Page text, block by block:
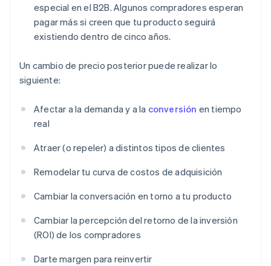
especial en el B2B. Algunos compradores esperan
pagar más si creen que tu producto seguirá
existiendo dentro de cinco años.
Un cambio de precio posterior puede realizar lo
siguiente:
Afectar a la demanda y a la conversión en tiempo
real
Atraer (o repeler) a distintos tipos de clientes
Remodelar tu curva de costos de adquisición
Cambiar la conversación en torno a tu producto
Cambiar la percepción del retorno de la inversión
(ROI) de los compradores
Darte margen para reinvertir